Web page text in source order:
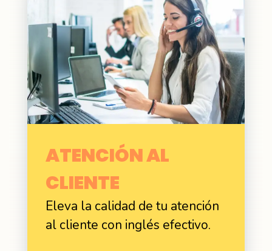
ATENCIÓN AL
CLIENTE
Eleva la calidad de tu atención
al cliente con inglés efectivo.